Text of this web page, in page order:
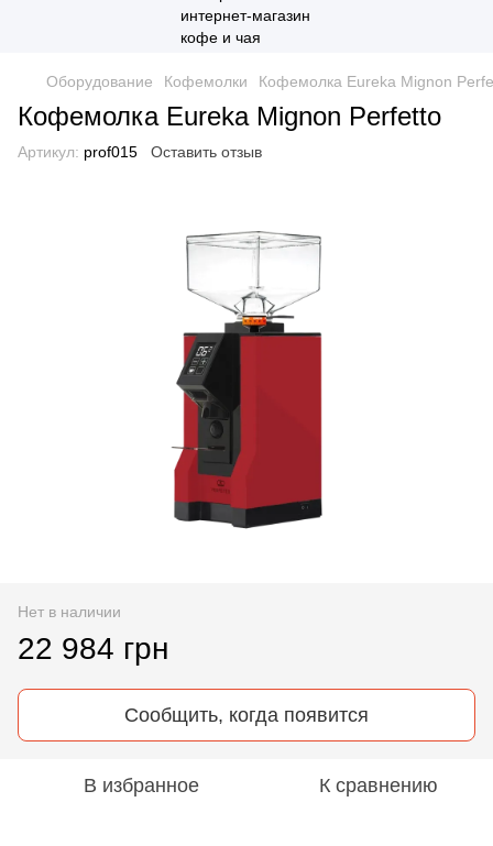
Оборудование Кофемолки Кофемолка Eureka Mignon
Кофемолка Eureka Mignon Perfetto
Артикул: prof015 Оставить отзыв
Нет в наличии
22 984 грн
Сообщить, когда появится
В избранное К сравнению